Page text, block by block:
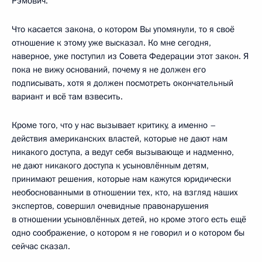
Что касается закона, о котором Вы упомянули, то я своё
отношение к этому уже высказал. Ко мне сегодня,
наверное, уже поступил из Совета Федерации этот закон. Я
пока не вижу оснований, почему я не должен его
подписывать, хотя я должен посмотреть окончательный
вариант и всё там взвесить.
Кроме того, что у нас вызывает критику, а именно –
действия американских властей, которые не дают нам
никакого доступа, а ведут себя вызывающе и надменно,
не дают никакого доступа к усыновлённым детям,
принимают решения, которые нам кажутся юридически
необоснованными в отношении тех, кто, на взгляд наших
экспертов, совершил очевидные правонарушения
в отношении усыновлённых детей, но кроме этого есть ещё
одно соображение, о котором я не говорил и о котором бы
сейчас сказал.